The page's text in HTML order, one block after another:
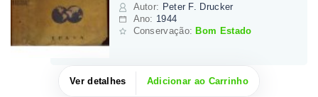
Autor: Peter F. Drucker
Ano: 1944
Conservação:Bom Estado
Ver detalhes Adicionar ao Carrinho